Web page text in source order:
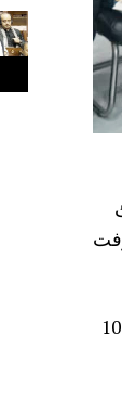
مقرر کیا گیا تھا۔ اس مینڈیٹ میں ضلع کی 211 گرام پنچایتوں کے 2,887 وارڈوں میں سے ہر ایک میں 10